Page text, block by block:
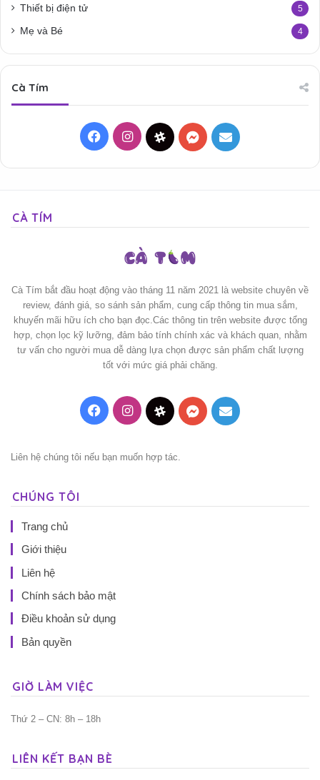
Thiết bị điện tử 5
Mẹ và Bé 4
Cà Tím
FacebookInstagramThreadsMessenger
Mail
CÀ TÍM
Cà Tím bắt đầu hoạt động vào tháng 11 năm 2021 là website chuyên về
review, đánh giá, so sánh sản phẩm, cung cấp thông tin mua sắm,
khuyến mãi hữu ích cho bạn đọc.Các thông tin trên website được tổng
hợp, chọn lọc kỹ lưỡng, đảm bảo tính chính xác và khách quan, nhằm
tư vấn cho người mua dễ dàng lựa chọn được sản phẩm chất lượng
tốt với mức giá phải chăng.
FacebookInstagramThreadsMessenger
Mail
Liên hệ chúng tôi nếu bạn muốn hợp tác.
CHÚNG TÔI
Trang chủ
Giới thiệu
Liên hệ
Chính sách bảo mật
Điều khoản sử dụng
Bản quyền
GIỜ LÀM VIỆC
Thứ 2 – CN: 8h – 18h
LIÊN KẾT BẠN BÈ